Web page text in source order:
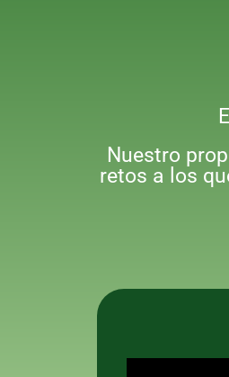
Nuestro
retos a los